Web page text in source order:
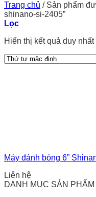
Trang chủ /Sản phẩm
shinano-si-2405”
Lọc
Hiển thị kết quả duy nhất
Máy đánh bóng 6”
Liên hệ
DANH MỤC SẢN PHẨM